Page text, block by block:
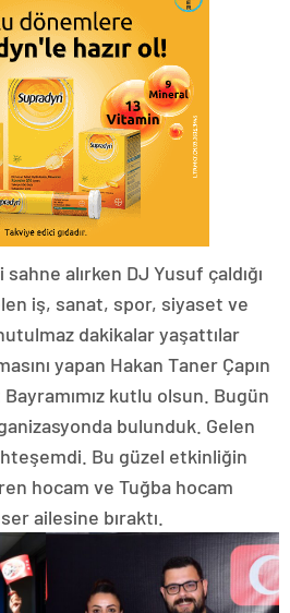
alırken DJ Yusuf çaldığı
iş, sanat, spor, siyaset ve
dakikalar yaşattılar
yapan Hakan Taner Çapın
kutlu olsun. Bugün
bulunduk. Gelen
Bu güzel etkinliğin
hocam ve Tuğba hocam
ailesine bıraktı.